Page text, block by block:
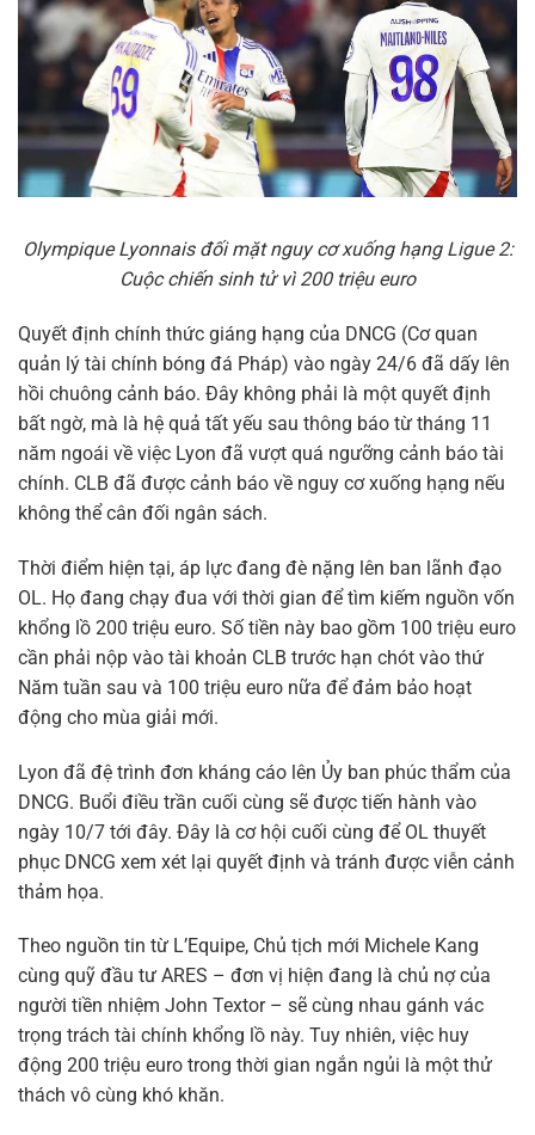
Olympique Lyonnais đối mặt nguy cơ xuống hạng Ligue 2:
Cuộc chiến sinh tử vì 200 triệu euro
Quyết định chính thức giáng hạng của DNCG (Cơ quan
quản lý tài chính bóng đá Pháp) vào ngày 24/6 đã dấy lên
hồi chuông cảnh báo. Đây không phải là một quyết định
bất ngờ, mà là hệ quả tất yếu sau thông báo từ tháng 11
năm ngoái về việc Lyon đã vượt quá ngưỡng cảnh báo tài
chính. CLB đã được cảnh báo về nguy cơ xuống hạng nếu
không thể cân đối ngân sách.
Thời điểm hiện tại, áp lực đang đè nặng lên ban lãnh đạo
OL. Họ đang chạy đua với thời gian để tìm kiếm nguồn vốn
khổng lồ 200 triệu euro. Số tiền này bao gồm 100 triệu euro
cần phải nộp vào tài khoản CLB trước hạn chót vào thứ
Năm tuần sau và 100 triệu euro nữa để đảm bảo hoạt
động cho mùa giải mới.
Lyon đã đệ trình đơn kháng cáo lên Ủy ban phúc thẩm của
DNCG. Buổi điều trần cuối cùng sẽ được tiến hành vào
ngày 10/7 tới đây. Đây là cơ hội cuối cùng để OL thuyết
phục DNCG xem xét lại quyết định và tránh được viễn cảnh
thảm họa.
Theo nguồn tin từ L’Equipe, Chủ tịch mới Michele Kang
cùng quỹ đầu tư ARES – đơn vị hiện đang là chủ nợ của
người tiền nhiệm John Textor – sẽ cùng nhau gánh vác
trọng trách tài chính khổng lồ này. Tuy nhiên, việc huy
động 200 triệu euro trong thời gian ngắn ngủi là một thử
thách vô cùng khó khăn.